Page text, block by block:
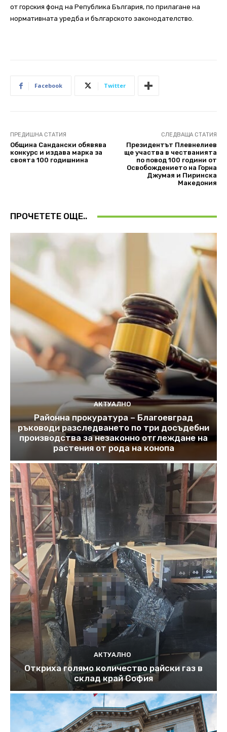
от горския фонд на Република България, по прилагане на
нормативната уредба и българското законодателство.
Facebook Twitter
ПРЕДИШНА СТАТИЯ
Община Сандански обявява
конкурс и издава марка за
своята 100 годишнина
СЛЕДВАЩА СТАТИЯ
Президентът Плевнелиев
ще участва в честванията
по повод 100 години от
Освобождението на Горна
Джумая и Пиринска
Македония
ПРОЧЕТЕТЕ ОЩЕ..
АКТУАЛНО
Районна прокуратура – Благоевград
ръководи разследването по три досъдебни
производства за незаконно отглеждане на
растения от рода на конопа
АКТУАЛНО
Откриха голямо количество райски газ в
склад край София